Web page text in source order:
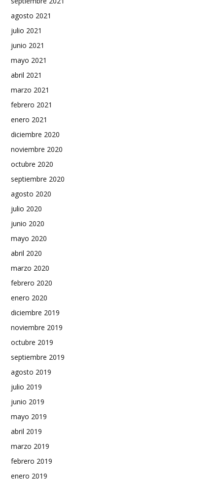
agosto 2021
julio 2021
junio 2021
mayo 2021
abril 2021
marzo 2021
febrero 2021
enero 2021
diciembre 2020
noviembre 2020
octubre 2020
septiembre 2020
agosto 2020
julio 2020
junio 2020
mayo 2020
abril 2020
marzo 2020
febrero 2020
enero 2020
diciembre 2019
noviembre 2019
octubre 2019
septiembre 2019
agosto 2019
julio 2019
junio 2019
mayo 2019
abril 2019
marzo 2019
febrero 2019
enero 2019